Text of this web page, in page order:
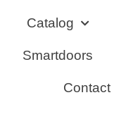
Catalog
Smartdoors
Contact